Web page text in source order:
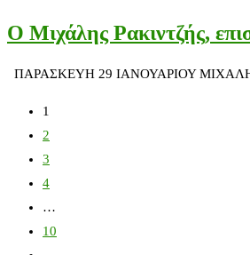
Ο Μιχάλης Ρακιντζής,
ΠΑΡΑΣΚΕΥΗ 29 ΙΑΝΟΥΑΡΙΟΥ ΜΙΧΑΛΗΣ
1
2
3
4
…
10